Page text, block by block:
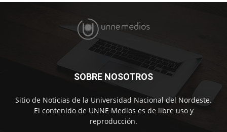
SOBRE NOSOTROS
Sitio de Noticias de la Universidad Nacional del Nordeste.
El contenido de UNNE Medios es de libre uso y
reproducción.